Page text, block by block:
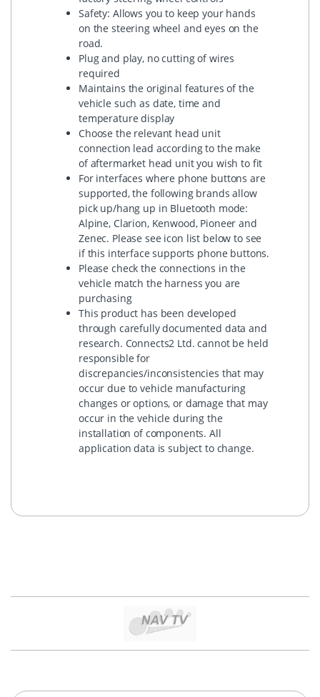
Safety: Allows you to keep your hands
on the steering wheel and eyes on the
road.
Plug and play, no cutting of wires
required
Maintains the original features of the
vehicle such as date, time and
temperature display
Choose the relevant head unit
connection lead according to the make
of aftermarket head unit you wish to fit
For interfaces where phone buttons are
supported, the following brands allow
pick up/hang up in Bluetooth mode:
Alpine, Clarion, Kenwood, Pioneer and
Zenec. Please see icon list below to see
if this interface supports phone buttons.
Please check the connections in the
vehicle match the harness you are
purchasing
This product has been developed
through carefully documented data and
research. Connects2 Ltd. cannot be held
responsible for
discrepancies/inconsistencies that may
occur due to vehicle manufacturing
changes or options, or damage that may
occur in the vehicle during the
installation of components. All
application data is subject to change.